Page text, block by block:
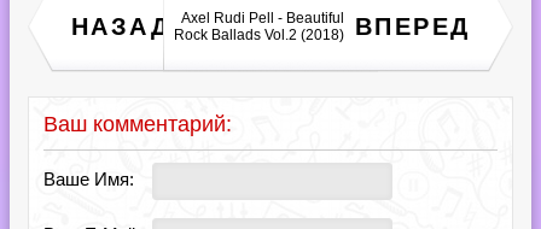
НАЗАД
Konstantin Klashtorni -
Groove Jazz N Chill #6
(2018)
ВПЕРЕД
Axel Rudi Pell - Beautiful
Rock Ballads Vol.2 (2018)
Ваш комментарий:
Ваше Имя: